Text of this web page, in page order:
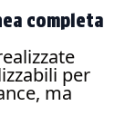
completa
per
ma